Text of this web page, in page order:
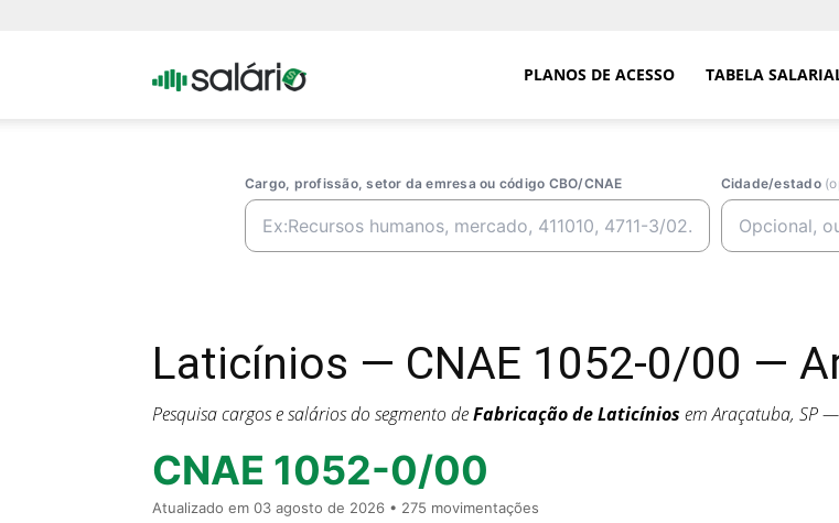
Portal PLANOS DE ACESSO TABELA
Cargo, profissão, setor da emresa ou código CBO/CNAE Cidade/estado
Laticínios — CNAE 1052-0/00 —
Pesquisa cargos e salários do segmento deFabricação de Laticínios em Araçatuba, SP —
CNAE 1052-0/00
Atualizado em 03 agosto de 2026 • 275 movimentações